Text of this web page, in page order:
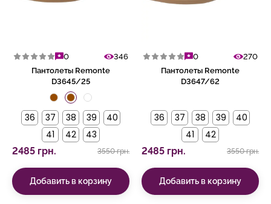
0
346
Пантолеты Remonte
D3645/25
36 37 38 39
40
41
42 43
2485 грн. 3550 грн.
Добавить в корзину
0
270
Пантолеты Remonte
D3647/62
36 37 38 39
40
41
42
2485 грн. 3550 грн.
Добавить в корзину